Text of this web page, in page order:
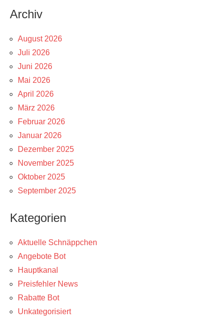
Archiv
August 2026
Juli 2026
Juni 2026
Mai 2026
April 2026
März 2026
Februar 2026
Januar 2026
Dezember 2025
November 2025
Oktober 2025
September 2025
Kategorien
Aktuelle Schnäppchen
Angebote Bot
Hauptkanal
Preisfehler News
Rabatte Bot
Unkategorisiert